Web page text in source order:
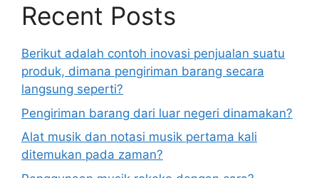
Recent Posts
Berikut adalah contoh inovasi penjualan suatu
produk, dimana pengiriman barang secara
langsung seperti?
Pengiriman barang dari luar negeri dinamakan?
Alat musik dan notasi musik pertama kali
ditemukan pada zaman?